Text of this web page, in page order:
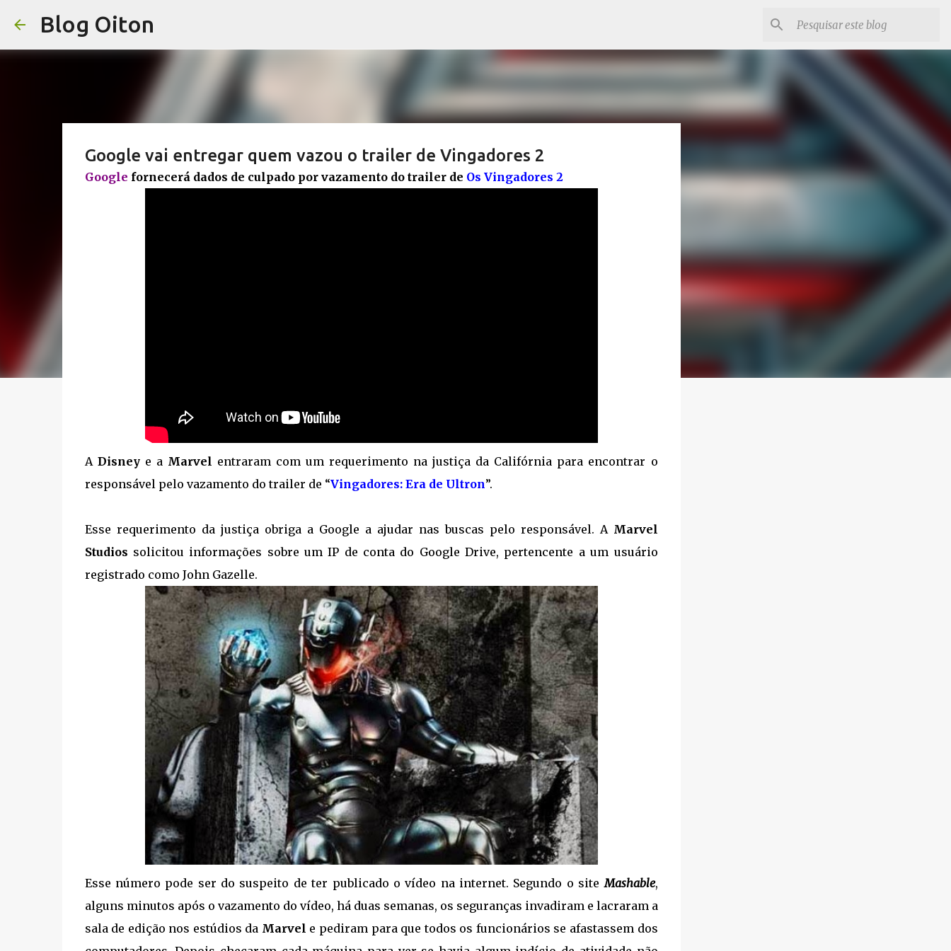
Blog Oiton
Google vai entregar quem vazou o trailer de Vingadores 2
Google fornecerá dados de culpado por vazamento do trailer de Os Vingadores 2
A Disney e a Marvel entraram com um requerimento na justiça da Califórnia para encontrar o
responsável pelo vazamento do trailer de “Vingadores: Era de Ultron”.
Esse requerimento da justiça obriga a Google a ajudar nas buscas pelo responsável. A Marvel
Studios solicitou informações sobre um IP de conta do Google Drive, pertencente a um usuário
registrado como John Gazelle.
Esse número pode ser do suspeito de ter publicado o vídeo na internet. Segundo o siteMashable,
alguns minutos após o vazamento do vídeo, há duas semanas, os seguranças invadiram e lacraram a
sala de edição nos estúdios da Marvel e pediram para que todos os funcionários se afastassem dos